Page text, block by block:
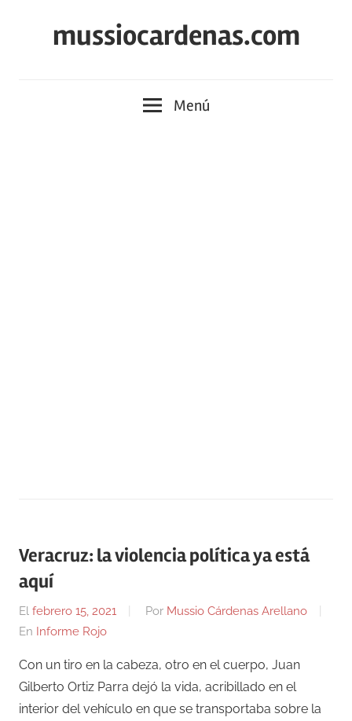
mussiocardenas.com
Menú
Veracruz: la violencia política ya está
aquí
El febrero 15, 2021 Por Mussio Cárdenas Arellano
En Informe Rojo
Con un tiro en la cabeza, otro en el cuerpo, Juan
Gilberto Ortiz Parra dejó la vida, acribillado en el
interior del vehículo en que se transportaba sobre la